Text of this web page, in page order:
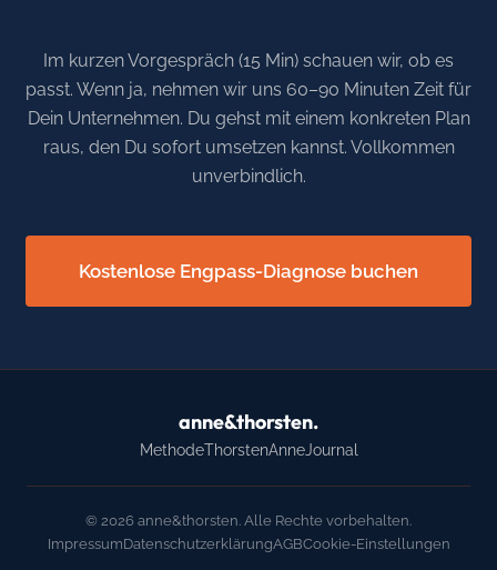
Im kurzen Vorgespräch (15 Min) schauen wir, ob es
passt. Wenn ja, nehmen wir uns 60–90 Minuten Zeit für
Dein Unternehmen. Du gehst mit einem konkreten Plan
raus, den Du sofort umsetzen kannst. Vollkommen
unverbindlich.
Kostenlose Engpass-Diagnose buchen
anne&thorsten.
MethodeThorstenAnneJournal
© 2026 anne&thorsten. Alle Rechte vorbehalten.
ImpressumDatenschutzerklärungAGBCookie-Einstellungen